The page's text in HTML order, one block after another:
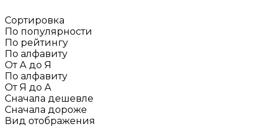
Сортировка
По популярности
По рейтингу
По алфавиту
От А до Я
По алфавиту
От Я до А
Сначала дешевле
Сначала дороже
Вид отображения